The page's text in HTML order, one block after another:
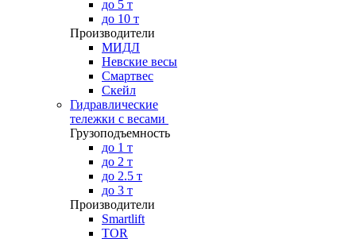
до 5 т
до 10 т
Производители
МИДЛ
Невские весы
Смартвес
Скейл
Гидравлические
тележки с весами
Грузоподъемность
до 1 т
до 2 т
до 2.5 т
до 3 т
Производители
Smartlift
TOR